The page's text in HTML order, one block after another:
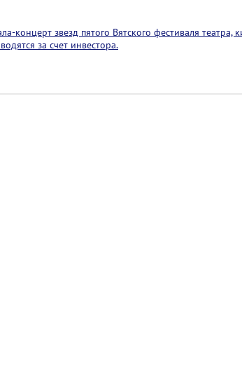
концерт звезд пятого Вятского фестиваля
за счет инвестора.